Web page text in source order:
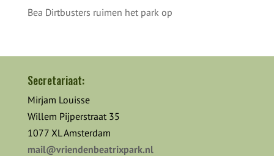
Bea Dirtbusters ruimen het park op
Secretariaat:
Mirjam Louisse
Willem Pijperstraat 35
1077 XL Amsterdam
mail@vriendenbeatrixpark.nl